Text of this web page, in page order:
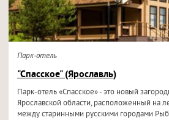
Парк-отель
"Спасское" (Ярославль)
Парк-отель «Спасское» - это новый
Ярославской области, расположенный на
между старинными русскими городами